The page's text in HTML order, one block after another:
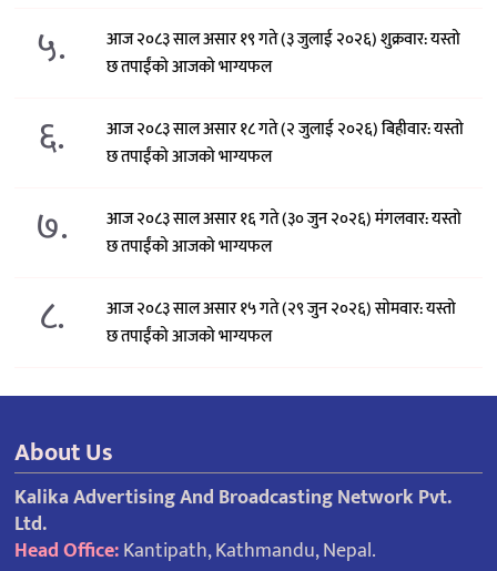
५.
आज २०८३ साल असार १९ गते (३ जुलाई २०२६) शुक्रवार: यस्तो
छ तपाईंको आजको भाग्यफल
६.
आज २०८३ साल असार १८ गते (२ जुलाई २०२६) बिहीवार: यस्तो
छ तपाईंको आजको भाग्यफल
७.
आज २०८३ साल असार १६ गते (३० जुन २०२६) मंगलवार: यस्तो
छ तपाईंको आजको भाग्यफल
८.
आज २०८३ साल असार १५ गते (२९ जुन २०२६) साेमवार: यस्तो
छ तपाईंको आजको भाग्यफल
About Us
Kalika Advertising And Broadcasting Network Pvt.
Ltd.
Head Office:Kantipath, Kathmandu, Nepal.